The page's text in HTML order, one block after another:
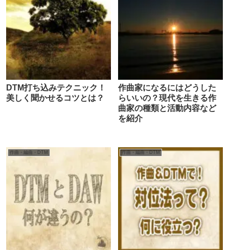
DTM打ち込みテクニック！
美しく聞かせるコツとは？
作曲家になるにはどうした
らいいの？現代を生きる作
曲家の種類と活動内容など
を紹介
作曲・編曲・DTM 作曲・編曲・DTM